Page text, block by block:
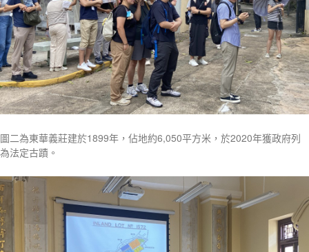
圖二為東華義莊建於1899年，佔地約6,050平方米，於2020年獲政府列
為法定古蹟。